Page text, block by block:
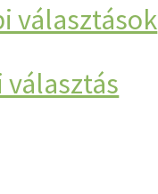
választások